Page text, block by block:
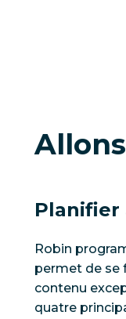
Planifier
Robin
permet de se
contenu
quatre